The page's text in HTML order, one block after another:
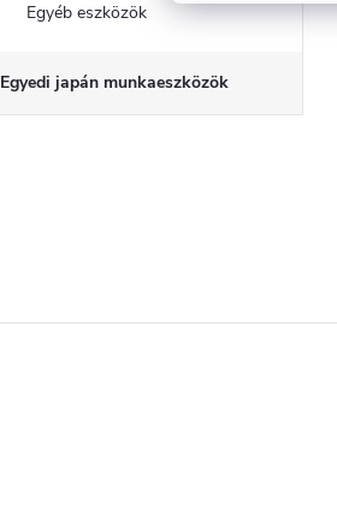
Egyéb eszközök
Egyedi japán munkaeszközök